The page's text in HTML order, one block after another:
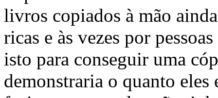
livros copiados à mão
ricas e às vezes por
isto para conseguir uma
demonstraria o quanto eles